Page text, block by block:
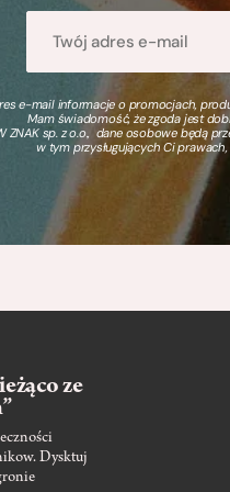
e-mail informacje o promocjach,
Mam świadomość, że zgoda jest
sp. z o.o., dane osobowe będą
w tym przysługujących Ci
ze
Dysktuj